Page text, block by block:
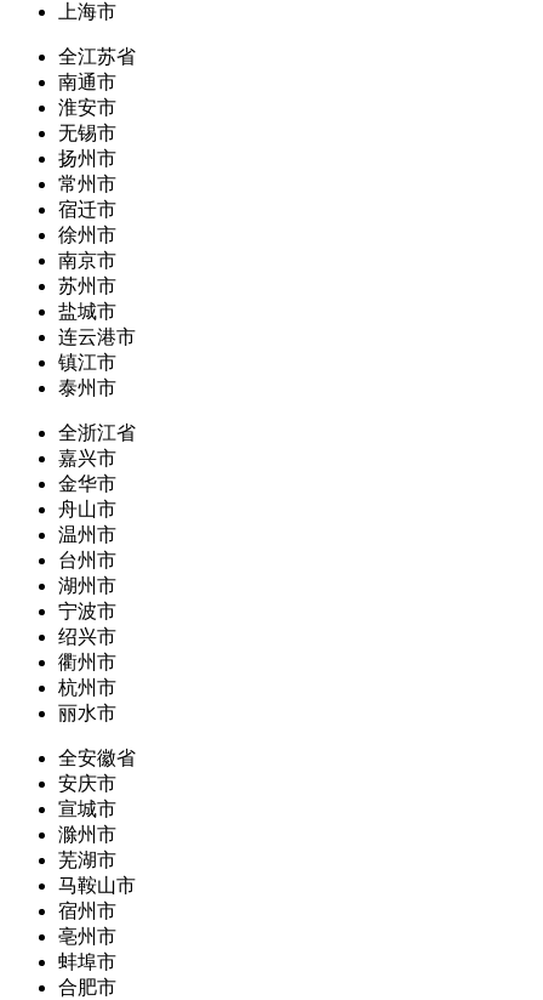
上海市
全江苏省
南通市
淮安市
无锡市
扬州市
常州市
宿迁市
徐州市
南京市
苏州市
盐城市
连云港市
镇江市
泰州市
全浙江省
嘉兴市
金华市
舟山市
温州市
台州市
湖州市
宁波市
绍兴市
衢州市
杭州市
丽水市
全安徽省
安庆市
宣城市
滁州市
芜湖市
马鞍山市
宿州市
亳州市
蚌埠市
合肥市